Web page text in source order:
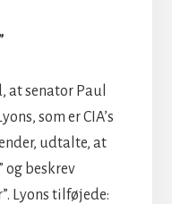
at senator Paul
som er CIA’s
udtalte, at
og beskrev
Lyons tilføjede: